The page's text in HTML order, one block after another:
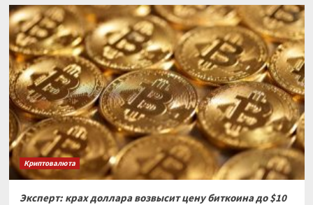
Криптовалюта
Эксперт: крах доллара возвысит цену биткоина до $10